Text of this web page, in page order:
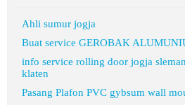
Ahli sumur jogja
Buat service GEROBAK
info service rolling door jogja
klaten
Pasang Plafon PVC gybsum wall